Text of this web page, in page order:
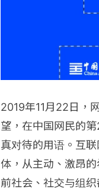
2019年11月22日，
望，在中国网民的
真对待的用语。互
体，从主动、激昂
前社会、社交与组